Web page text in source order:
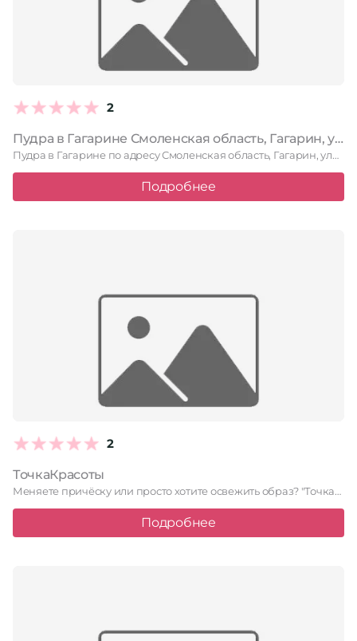
2
Пудра в Гагарине Смоленская область, Гагарин, улица Строителей, 40
Пудра в Гагарине по адресу Смоленская область, Гагарин, улица Строителей, …
Подробнее
2
ТочкаКрасоты
Меняете причёску или просто хотите освежить образ? "ТочкаКрасоты" поможет вам …
Подробнее